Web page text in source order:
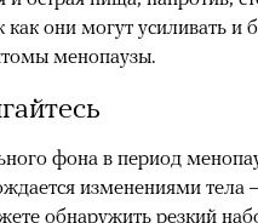
как они могут усиливать и
менопаузы.
фона в период
изменениями
обнаружить резкий